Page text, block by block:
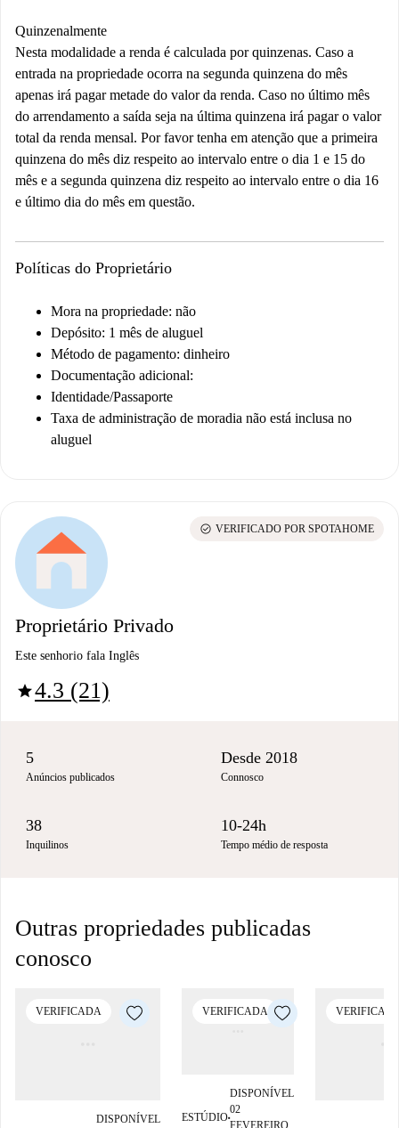
Quinzenalmente
Nesta modalidade a renda é calculada por quinzenas. Caso a
entrada na propriedade ocorra na segunda quinzena do mês
apenas irá pagar metade do valor da renda. Caso no último mês
do arrendamento a saída seja na última quinzena irá pagar o valor
total da renda mensal. Por favor tenha em atenção que a primeira
quinzena do mês diz respeito ao intervalo entre o dia 1 e 15 do
mês e a segunda quinzena diz respeito ao intervalo entre o dia 16
e último dia do mês em questão.
Políticas do Proprietário
Mora na propriedade: não
Depósito: 1 mês de aluguel
Método de pagamento: dinheiro
Documentação adicional:
Identidade/Passaporte
Taxa de administração de moradia não está inclusa no
aluguel
Proprietário Privado
Este senhorio fala Inglês
star4.3 (21)
check_circle VERIFICADO POR SPOTAHOME
5
Anúncios publicados
Desde 2018
Connosco
38
Inquilinos
10-24h
Tempo médio de resposta
Outras propriedades publicadas
conosco
VERIFICADA
DISPONÍVEL
VERIFICADA
ESTÚDIO■
DISPONÍVEL
02